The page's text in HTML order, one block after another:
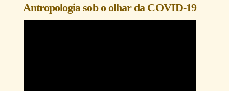
Antropologia sob o olhar da COVID-19